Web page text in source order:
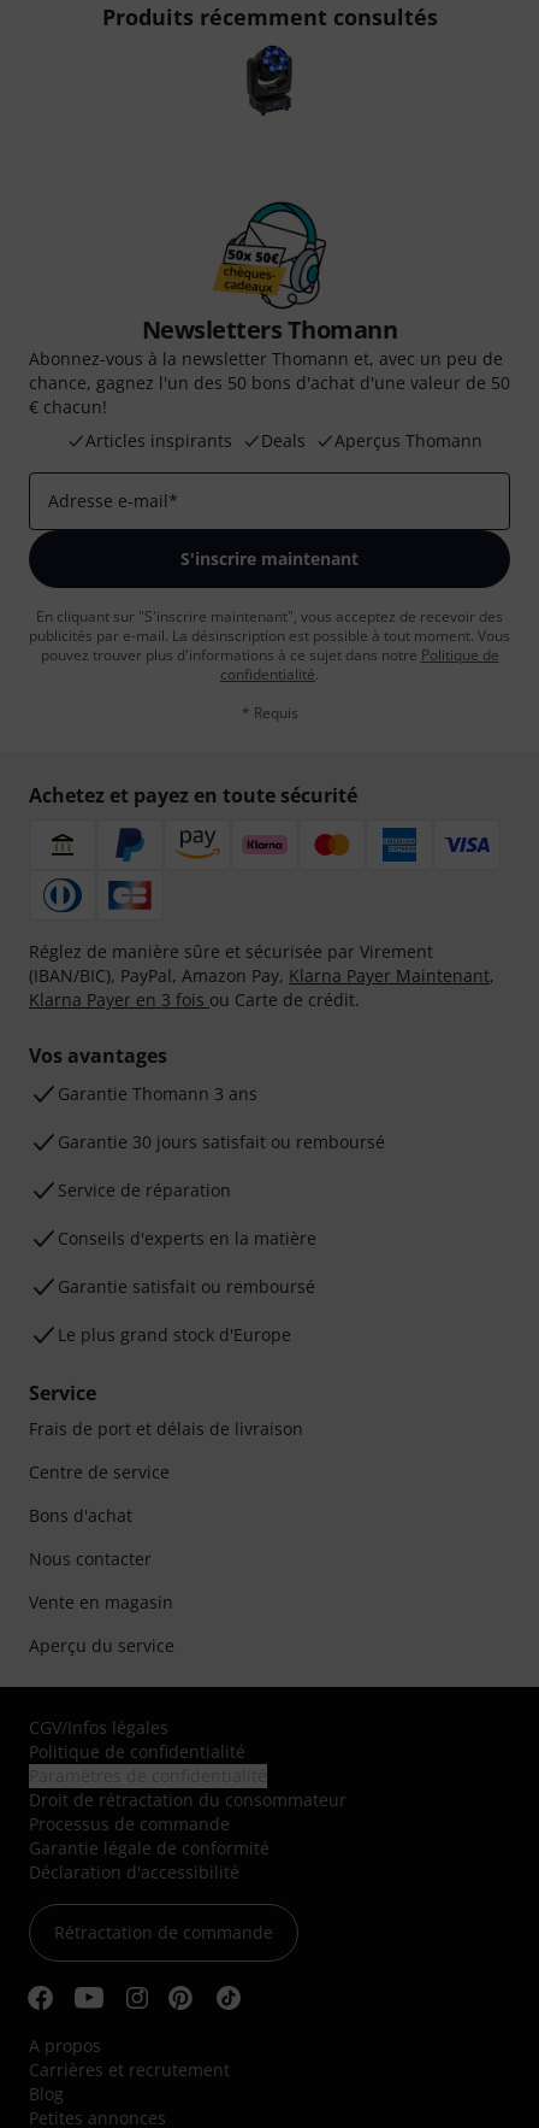
Produits récemment consultés
Newsletters Thomann
Abonnez-vous à la newsletter Thomann et, avec un peu de
chance, gagnez l'un des 50 bons d'achat d'une valeur de 50
€ chacun!
Articles inspirants
Deals Aperçus Thomann
Adresse e-mail*
S'inscrire maintenant
En cliquant sur "S'inscrire maintenant", vous acceptez de recevoir des
publicités par e-mail. La désinscription est possible à tout moment. Vous
pouvez trouver plus d'informations à ce sujet dans notre Politique de
confidentialité.
* Requis
Achetez et payez en toute sécurité
Réglez de manière sûre et sécurisée par Virement
(IBAN/BIC), PayPal, Amazon Pay, Klarna Payer Maintenant,
Klarna Payer en 3 fois ou Carte de crédit.
Vos avantages
Ga­ran­tie Thomann 3 ans
Garantie 30 jours satisfait ou remboursé
Service de réparation
Conseils d'experts en la matière
Garantie satisfait ou remboursé
Le plus grand stock d'Europe
Service
Frais de port et délais de livraison
Centre de service
Bons d'achat
Nous contacter
Vente en magasin
Aperçu du service
CGV/Infos légales
Politique de confidentialité
Droit de rétractation du consommateur
Processus de commande
Garantie légale de conformité
Déclaration d'accessibilité
Rétractation de commande
A propos
Carrières et recrutement
Blog
Petites annonces